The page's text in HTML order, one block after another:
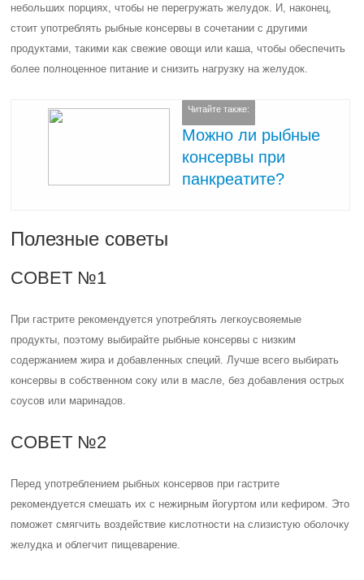
небольших порциях, чтобы не перегружать желудок. И, наконец,
стоит употреблять рыбные консервы в сочетании с другими
продуктами, такими как свежие овощи или каша, чтобы обеспечить
более полноценное питание и снизить нагрузку на желудок.
Читайте также:
Можно ли рыбные
консервы при
панкреатите?
Полезные советы
СОВЕТ №1
При гастрите рекомендуется употреблять легкоусвояемые
продукты, поэтому выбирайте рыбные консервы с низким
содержанием жира и добавленных специй. Лучше всего выбирать
консервы в собственном соку или в масле, без добавления острых
соусов или маринадов.
СОВЕТ №2
Перед употреблением рыбных консервов при гастрите
рекомендуется смешать их с нежирным йогуртом или кефиром. Это
поможет смягчить воздействие кислотности на слизистую оболочку
желудка и облегчит пищеварение.